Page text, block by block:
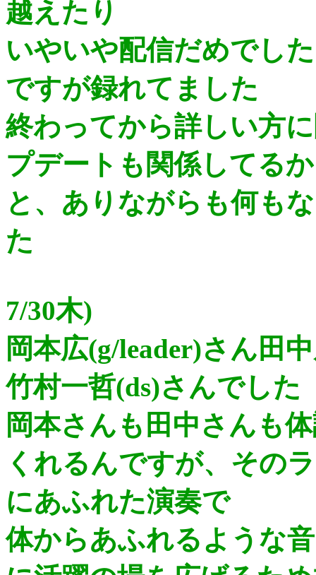
越えたり
いやいや配信だめで
ですが録れてました
終わってから詳しい方
プデートも関係してる
と、ありながらも何も
た
7/30木)
岡本広(g/leader)さん田
竹村一哲(ds)さんでした
岡本さんも田中さんも
くれるんですが、その
にあふれた演奏で
体からあふれるような